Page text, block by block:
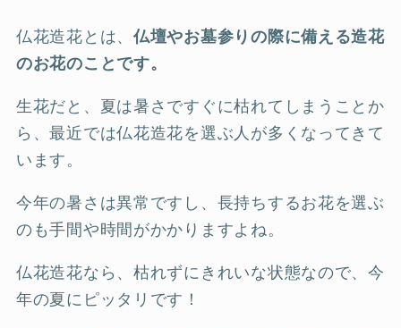
仏花造花とは、仏壇やお墓参りの際に備える造花
のお花のことです。
生花だと、夏は暑さですぐに枯れてしまうことか
ら、最近では仏花造花を選ぶ人が多くなってきて
います。
今年の暑さは異常ですし、長持ちするお花を選ぶ
のも手間や時間がかかりますよね。
仏花造花なら、枯れずにきれいな状態なので、今
年の夏にピッタリです！